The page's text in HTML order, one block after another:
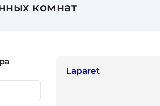
комнат
Laparet